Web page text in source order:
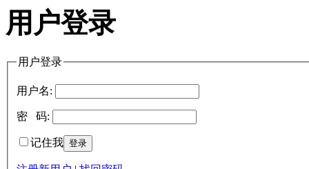
用户登录
用户登录
用户名:
密 码:
记住我